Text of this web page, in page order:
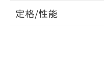
定格/性能